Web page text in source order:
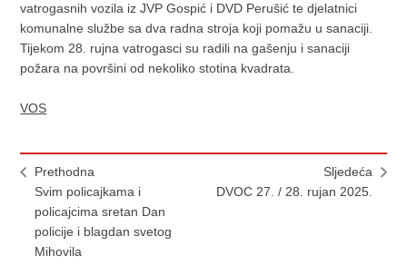
vatrogasnih vozila iz JVP Gospić i DVD Perušić te djelatnici
komunalne službe sa dva radna stroja koji pomažu u sanaciji.
Tijekom 28. rujna vatrogasci su radili na gašenju i sanaciji
požara na površini od nekoliko stotina kvadrata.
VOS
Prethodna
Svim policajkama i
policajcima sretan Dan
policije i blagdan svetog
Mihovila
Sljedeća
DVOC 27. / 28. rujan 2025.